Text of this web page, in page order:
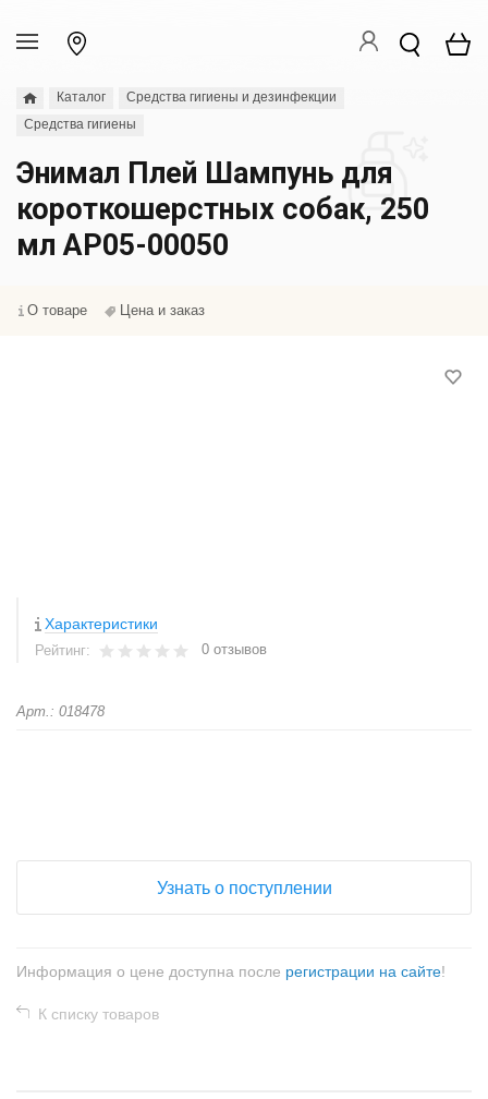
Каталог
Средства гигиены и дезинфекции
Средства гигиены
Энимал Плей Шампунь для
короткошерстных собак, 250
мл АР05-00050
О товаре Цена и заказ
Характеристики
Рейтинг: 0 отзывов
Арт.: 018478
Узнать о поступлении
Информация о цене доступна после регистрации на сайте!
К списку товаров